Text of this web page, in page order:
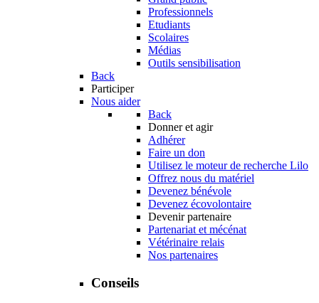
Professionnels
Etudiants
Scolaires
Médias
Outils sensibilisation
Back
Participer
Nous aider
Back
Donner et agir
Adhérer
Faire un don
Utilisez le moteur de recherche Lilo
Offrez nous du matériel
Devenez bénévole
Devenez écovolontaire
Devenir partenaire
Partenariat et mécénat
Vétérinaire relais
Nos partenaires
Conseils